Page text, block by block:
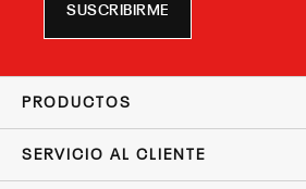
SUSCRIBIRME
PRODUCTOS
SERVICIO AL CLIENTE